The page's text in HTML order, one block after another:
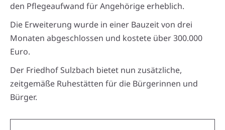
den Pflegeaufwand für Angehörige erheblich.
Die Erweiterung wurde in einer Bauzeit von drei
Monaten abgeschlossen und kostete über 300.000
Euro.
Der Friedhof Sulzbach bietet nun zusätzliche,
zeitgemäße Ruhestätten für die Bürgerinnen und
Bürger.